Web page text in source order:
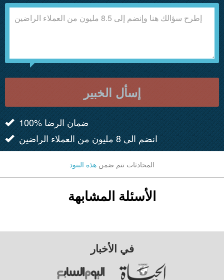
إسأل الخبير
100% ضمان الرضا
انضم الى 8 مليون من العملاء الراضين
المحادثات تتم ضمن هذه البنود
الأسئلة المشابهة
في الأخبار